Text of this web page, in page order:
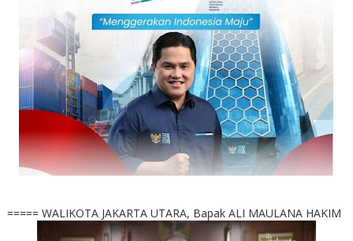
===== WALIKOTA JAKARTA UTARA, Bapak ALI MAULANA HAKIM